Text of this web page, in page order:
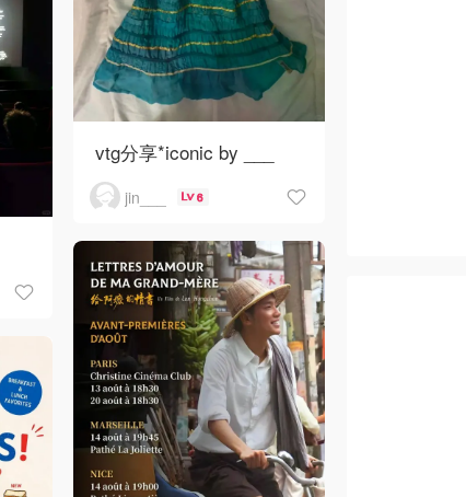
vtg分享*iconic by ___
jin___ 6